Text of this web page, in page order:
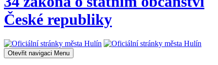
České republiky
Otevřit navigaci Menu